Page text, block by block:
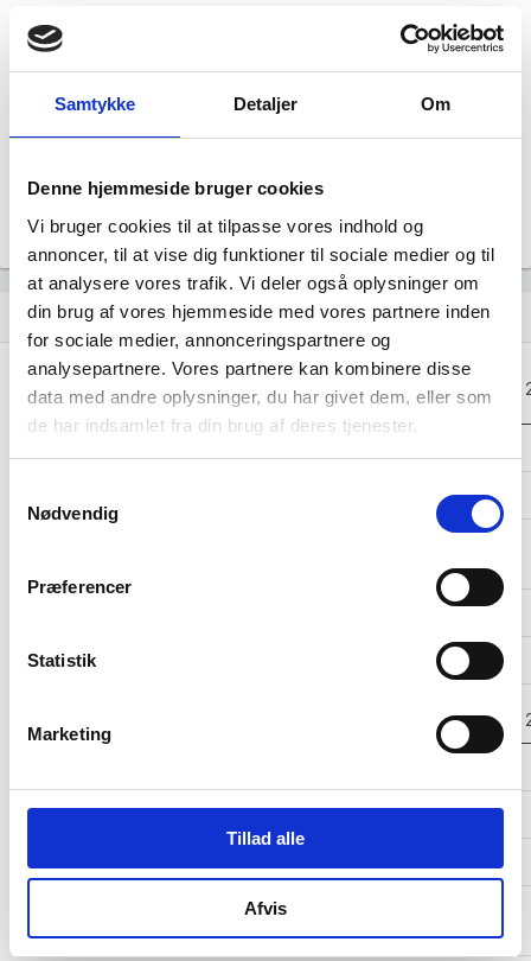
Samtykke Detaljer Om
Denne hjemmeside bruger cookies
Vi bruger cookies til at tilpasse vores indhold og
annoncer, til at vise dig funktioner til sociale medier og til
at analysere vores trafik. Vi deler også oplysninger om
din brug af vores hjemmeside med vores partnere inden
for sociale medier, annonceringspartnere og
analysepartnere. Vores partnere kan kombinere disse
data med andre oplysninger, du har givet dem, eller som
de har indsamlet fra din brug af deres tjenester.
Nødvendig
Præferencer
Statistik
Marketing
Tillad alle
Afvis
Årsrapporten 2022-06 file_download
assignment Regnskaber
Resultat i 1000
DKK
2023-06 2022-06 2021-06
-13
-6
Årets Resultat
2021-06
Omsætningsaktiver 1.252 1.238 1.240
Egenkapital
forpligtelser
-